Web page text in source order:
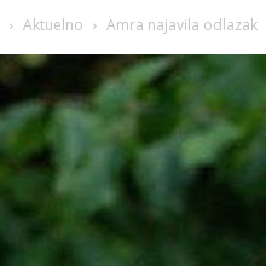
Aktuelno Amra najavila odlazak